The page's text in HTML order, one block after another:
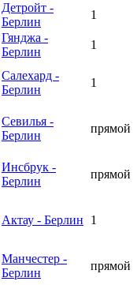
Детройт -
Берлин
1
Гянджа -
Берлин
1
Салехард -
Берлин
1
Севилья -
Берлин
прямой
Инсбрук -
Берлин
прямой
Актау - Берлин 1
Манчестер -
Берлин
прямой